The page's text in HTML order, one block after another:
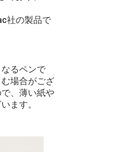
社の製品で
るペンで
場合がござ
、薄い紙や
ます。